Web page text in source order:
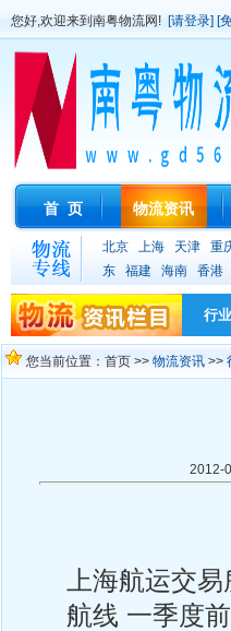
您好,欢迎来到南粤物流网! [请登录] [
首 页 物流资讯
北京 上海 天津 重
东
福建 海南 香港
行
您当前位置：首页 >> 物流资讯 >>
2012-
上海航运交易
航线 一季度前